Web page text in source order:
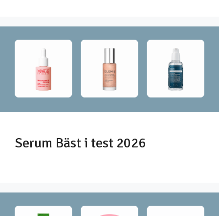
Serum Bäst i test 2026